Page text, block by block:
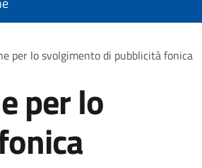
per lo svolgimento di pubblicità fonica
per lo